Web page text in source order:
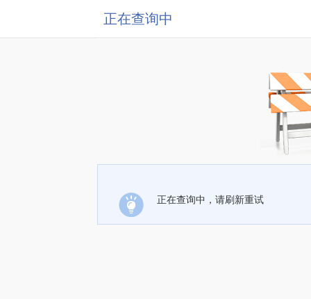
正在查询中
正在查询中，请刷新重试